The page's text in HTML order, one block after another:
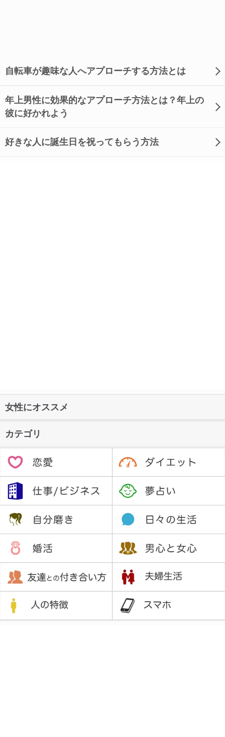
自転車が趣味な人へアプローチする方法とは
年上男性に効果的なアプローチ方法とは？年上の
彼に好かれよう
好きな人に誕生日を祝ってもらう方法
女性にオススメ
カテゴリ